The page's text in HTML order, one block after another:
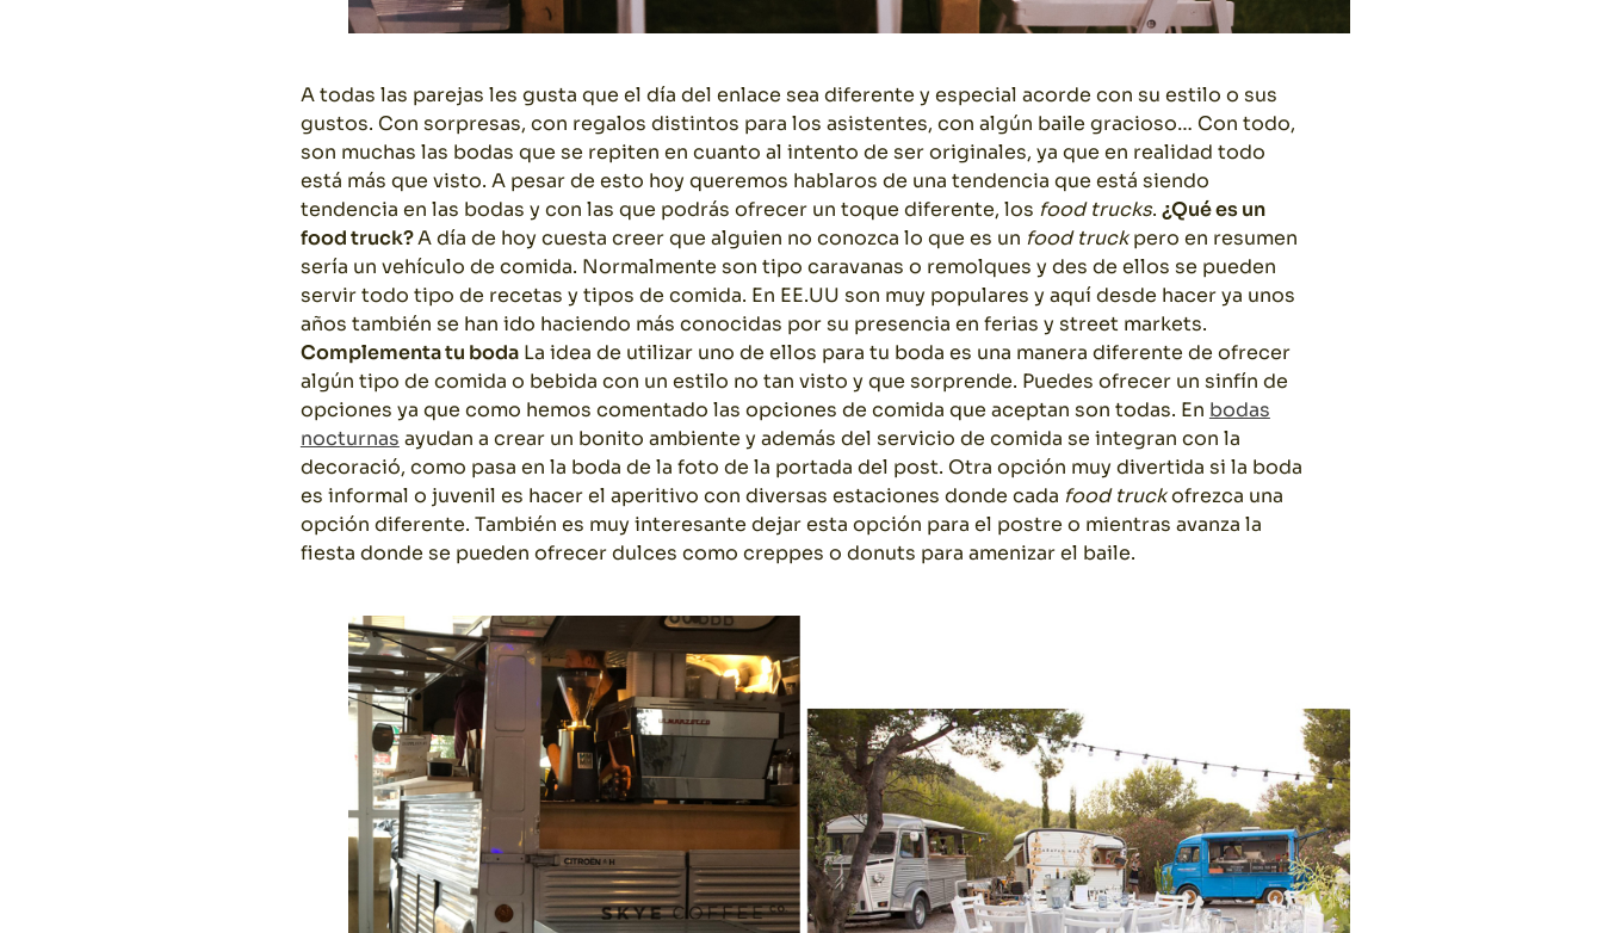
A todas las parejas les gusta que el día del enlace sea diferente y especial acorde con su estilo o sus
gustos. Con sorpresas, con regalos distintos para los asistentes, con algún baile gracioso… Con todo,
son muchas las bodas que se repiten en cuanto al intento de ser originales, ya que en realidad todo
está más que visto. A pesar de esto hoy queremos hablaros de una tendencia que está siendo
tendencia en las bodas y con las que podrás ofrecer un toque diferente, los food trucks. ¿Qué es un
food truck?A día de hoy cuesta creer que alguien no conozca lo que es un food truckpero en resumen
sería un vehículo de comida. Normalmente son tipo caravanas o remolques y des de ellos se pueden
servir todo tipo de recetas y tipos de comida. En EE.UU son muy populares y aquí desde hacer ya unos
años también se han ido haciendo más conocidas por su presencia en ferias y street markets.
Complementa tu bodaLa idea de utilizar uno de ellos para tu boda es una manera diferente de ofrecer
algún tipo de comida o bebida con un estilo no tan visto y que sorprende. Puedes ofrecer un sinfín de
opciones ya que como hemos comentado las opciones de comida que aceptan son todas. En bodas
nocturnas ayudan a crear un bonito ambiente y además del servicio de comida se integran con la
decoració, como pasa en la boda de la foto de la portada del post. Otra opción muy divertida si la boda
es informal o juvenil es hacer el aperitivo con diversas estaciones donde cada food truckofrezca una
opción diferente. También es muy interesante dejar esta opción para el postre o mientras avanza la
fiesta donde se pueden ofrecer dulces como creppes o donuts para amenizar el baile.